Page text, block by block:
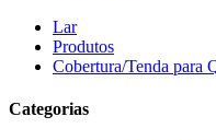
Lar
Produtos
Cobertura/Tenda para
Categorias